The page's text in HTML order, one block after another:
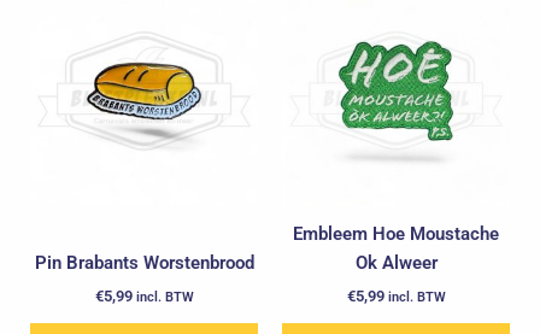
Pin Brabants Worstenbrood
€5,99 incl. BTW
Embleem Hoe Moustache
Ok Alweer
€5,99 incl. BTW